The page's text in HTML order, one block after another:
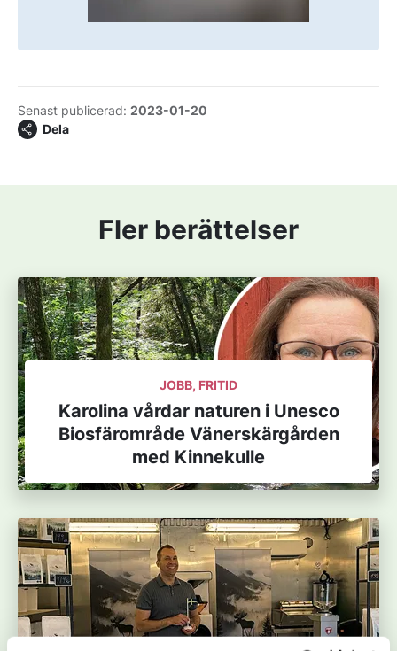
Senast publicerad: 2023-01-20
Dela
Fler berättelser
JOBB, FRITID
Karolina vårdar naturen i Unesco
Biosfärområde Vänerskärgården
med Kinnekulle